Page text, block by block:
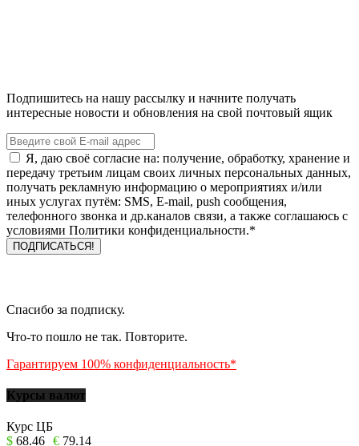
Подпишитесь на нашу рассылку и начните получать
интересные новости и обновления на свой почтовый ящик
Я, даю своё согласие на: получение, обработку, хранение и
передачу третьим лицам своих личных персональных данных,
получать рекламную информацию о мероприятиях и/или
иных услугах путём: SMS, E-mail, push сообщения,
телефонного звонка и др.каналов связи, а также соглашаюсь с
условиями Политики конфиденциальности.*
Спасибо за подписку.
Что-то пошло не так. Повторите.
Гарантируем 100% конфиденциальность*
Курсы валют
Курс ЦБ
$ 68.46 € 79.14